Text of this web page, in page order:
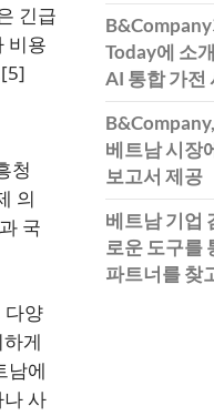
긴급
비용
[5]
청
의
국
다양
게
남에
사
Today에 소
AI 통합 가전
베트남 시장
보고서 제공
베트남 기업
로운 도구를
파트너를 찾